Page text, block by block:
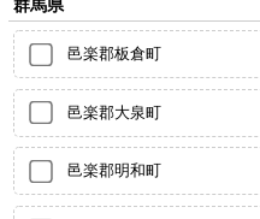
群馬県
邑楽郡板倉町
邑楽郡大泉町
邑楽郡明和町